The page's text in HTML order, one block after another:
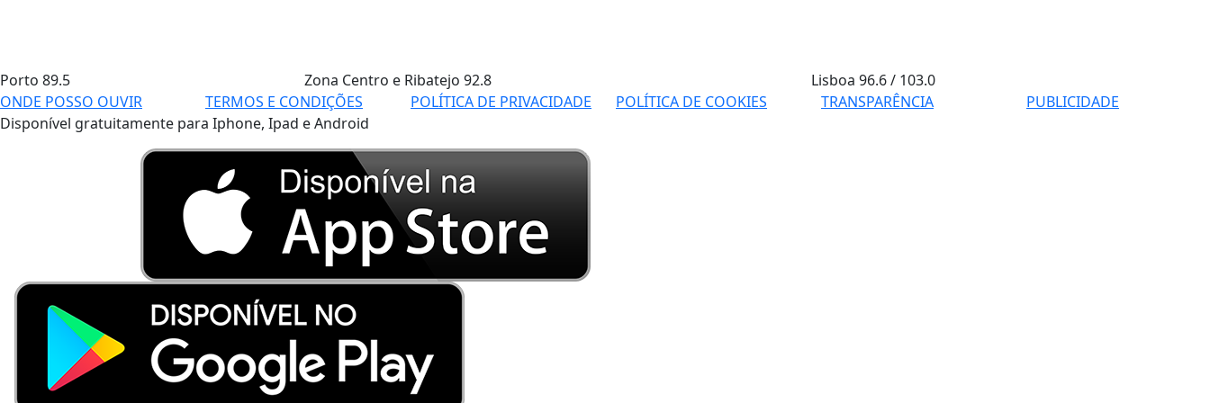
Porto 89.5 Zona Centro e Ribatejo 92.8 Lisboa96.6 / 103.0
ONDE POSSO OUVIR
TERMOS E CONDIÇÕES POLÍTICA DE PRIVACIDADE POLÍTICA DE COOKIES TRANSPARÊNCIA
PUBLICIDADE
Disponível gratuitamente para Iphone, Ipad e Android